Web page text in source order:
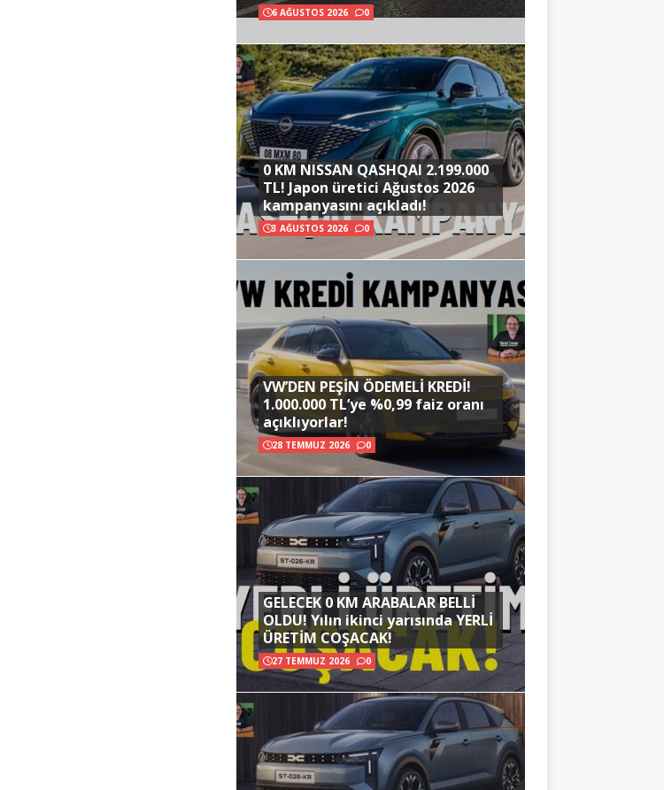
6 AĞUSTOS 2026 0
0 KM NISSAN QASHQAI 2.199.000
TL! Japon üretici Ağustos 2026
kampanyasını açıkladı!
3 AĞUSTOS 2026 0
VW’DEN PEŞİN ÖDEMELİ KREDİ!
1.000.000 TL’ye %0,99 faiz oranı
açıklıyorlar!
28 TEMMUZ 2026 0
GELECEK 0 KM ARABALAR BELLİ
OLDU! Yılın ikinci yarısında YERLİ
ÜRETİM COŞACAK!
27 TEMMUZ 2026 0